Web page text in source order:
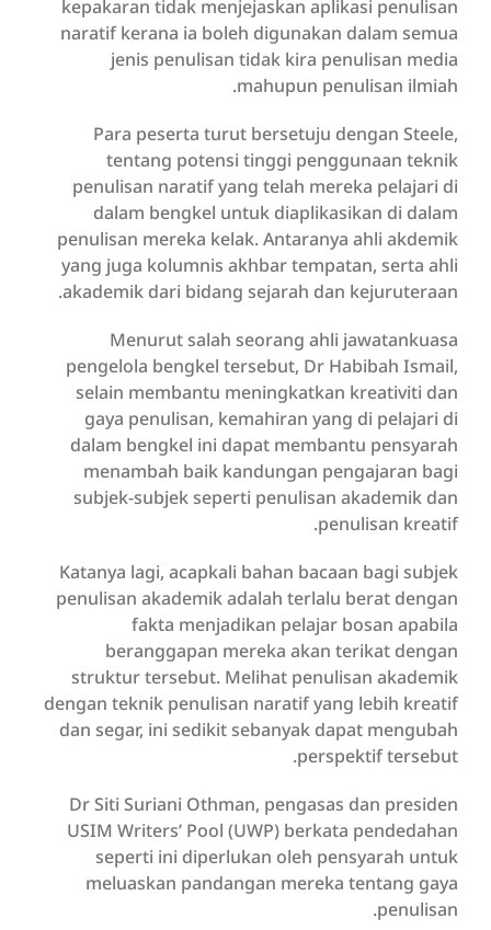
kepakaran tidak menjejaskan aplikasi penulisan
naratif kerana ia boleh digunakan dalam semua
jenis penulisan tidak kira penulisan media
mahupun penulisan ilmiah.
Para peserta turut bersetuju dengan Steele,
tentang potensi tinggi penggunaan teknik
penulisan naratif yang telah mereka pelajari di
dalam bengkel untuk diaplikasikan di dalam
penulisan mereka kelak. Antaranya ahli akdemik
yang juga kolumnis akhbar tempatan, serta ahli
akademik dari bidang sejarah dan kejuruteraan.
Menurut salah seorang ahli jawatankuasa
pengelola bengkel tersebut, Dr Habibah Ismail,
selain membantu meningkatkan kreativiti dan
gaya penulisan, kemahiran yang di pelajari di
dalam bengkel ini dapat membantu pensyarah
menambah baik kandungan pengajaran bagi
subjek-subjek seperti penulisan akademik dan
penulisan kreatif.
Katanya lagi, acapkali bahan bacaan bagi subjek
penulisan akademik adalah terlalu berat dengan
fakta menjadikan pelajar bosan apabila
beranggapan mereka akan terikat dengan
struktur tersebut. Melihat penulisan akademik
dengan teknik penulisan naratif yang lebih kreatif
dan segar, ini sedikit sebanyak dapat mengubah
perspektif tersebut.
Dr Siti Suriani Othman, pengasas dan presiden
USIM Writers’ Pool (UWP) berkata pendedahan
seperti ini diperlukan oleh pensyarah untuk
meluaskan pandangan mereka tentang gaya
penulisan.